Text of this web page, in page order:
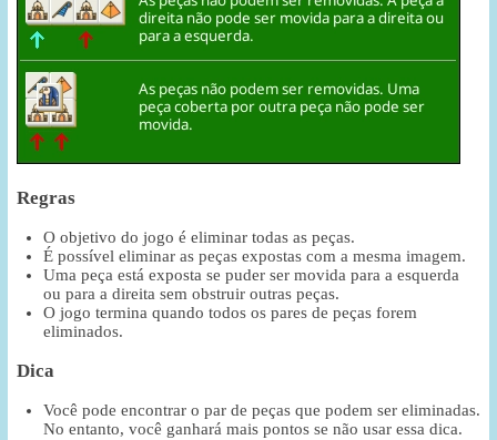
Regras
O objetivo do jogo é eliminar todas as peças.
É possível eliminar as peças expostas com a mesma imagem.
Uma peça está exposta se puder ser movida para a esquerda
ou para a direita sem obstruir outras peças.
O jogo termina quando todos os pares de peças forem
eliminados.
Dica
Você pode encontrar o par de peças que podem ser eliminadas.
No entanto, você ganhará mais pontos se não usar essa dica.